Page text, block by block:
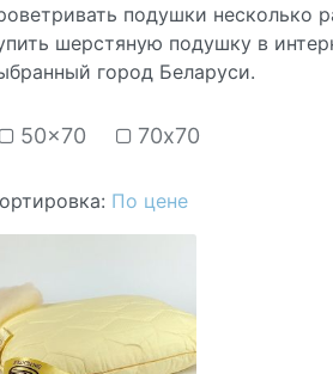
подушки несколько
шерстяную подушку в
город Беларуси.
50x70 70х70
По цене